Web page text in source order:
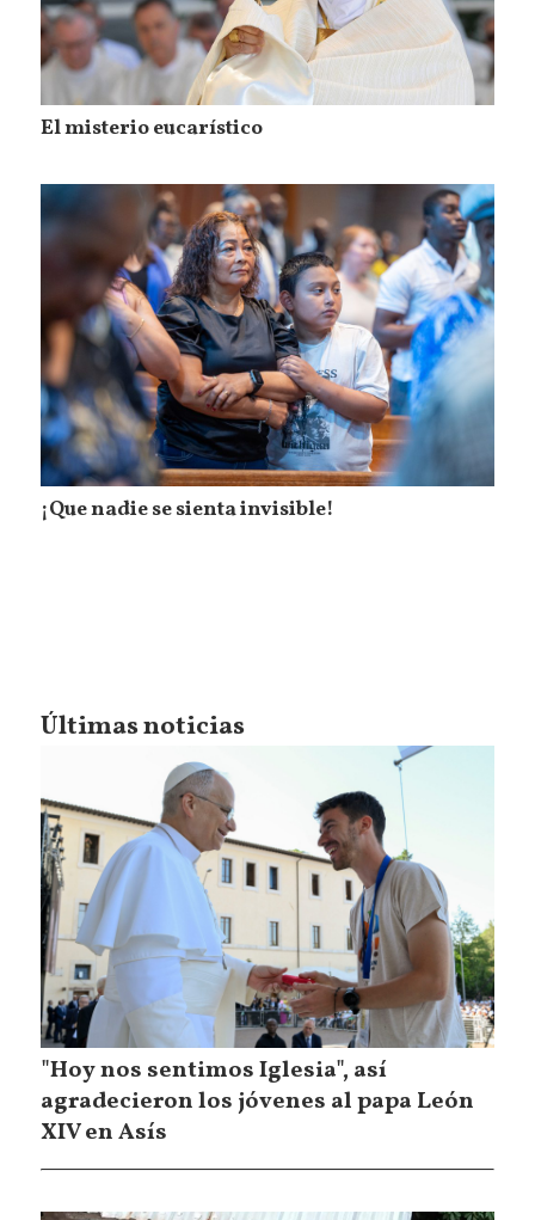
El misterio eucarístico
¡Que nadie se sienta invisible!
Últimas noticias
"Hoy nos sentimos Iglesia", así
agradecieron los jóvenes al papa León
XIV en Asís